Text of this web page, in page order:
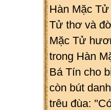
Hàn Mặc
Tử thơ và
Mặc Tử
trong Hàn
Bá Tín cho
còn bút
trêu đùa: